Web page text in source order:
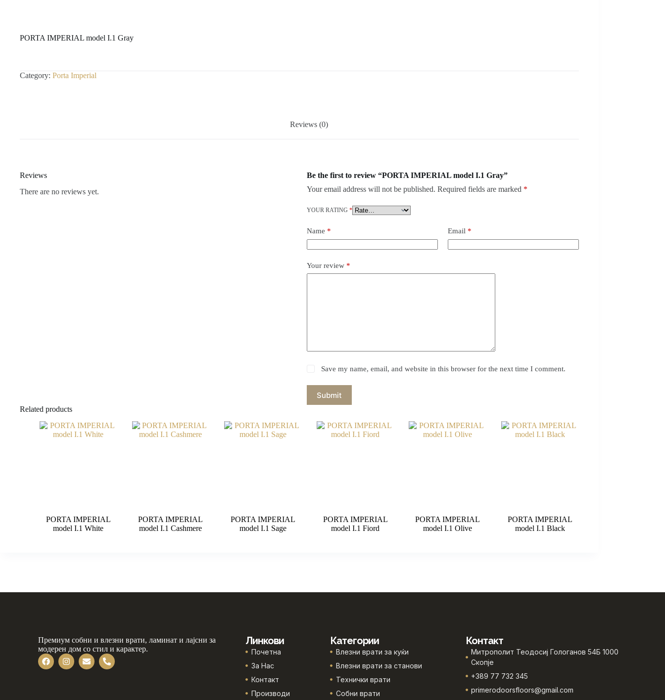
PORTA IMPERIAL model I.1 Gray
Category: Porta Imperial
Reviews (0)
Reviews
There are no reviews yet.
Be the first to review “PORTA IMPERIAL model I.1 Gray”
Your email address will not be published. Required fields are marked *
YOUR RATING *
Name * Email*
Your review *
Save my name, email, and website in this browser for the next time I comment.
Submit
Related products
PORTA IMPERIAL
model I.1 White
PORTA IMPERIAL
model I.1 Cashmere
PORTA IMPERIAL
model I.1 Sage
PORTA IMPERIAL
model I.1 Fiord
PORTA IMPERIAL
model I.1 Olive
PORTA IMPERIAL
model I.1 Black
Премиум собни и влезни врати, ламинат и лајсни за
модерен дом со стил и карактер.
Линкови
Почетна
За Нас
Контакт
Производи
Категории
Влезни врати за куќи
Влезни врати за станови
Технички врати
Собни врати
Контакт
Митрополит Теодосиј Гологанов 54Б 1000
Скопје
+389 77 732 345
primerodoorsfloors@gmail.com